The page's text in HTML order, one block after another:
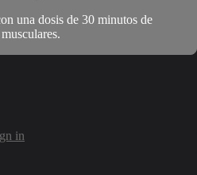
una dosis de 30 minutos de
in